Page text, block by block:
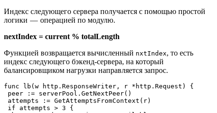
Индекс следующего сервера получается с помощью простой
логики — операцией по модулю.
nextIndex = current % totalLength
Функцией возвращается вычисленный nxtIndex, то есть
индекс следующего бэкенд-сервера, на который
балансировщиком нагрузки направляется запрос.
func lb(w http.ResponseWriter, r *http.Request) {
peer := serverPool.GetNextPeer()
attempts := GetAttemptsFromContext(r)
if attempts > 3 {